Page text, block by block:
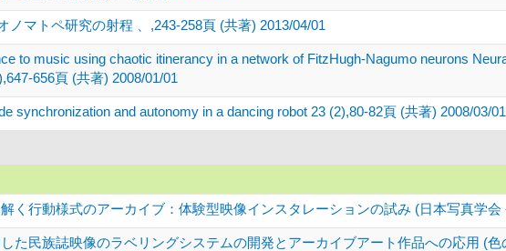
ノマトペ研究の射程 、,243-258頁 (共著) 2013/04/01
to music using chaotic itinerancy in a network of FitzHugh-Nagumo neurons
656頁 (共著) 2008/01/01
synchronization and autonomy in a dancing robot 23 (2),80-82頁 (共著) 2008/03/01
く行動様式のアーカイブ：体験型映像インスタレーションの試み (日本写真学
た民族誌映像のラベリングシステムの開発とアーカイブアート作品への応用 (